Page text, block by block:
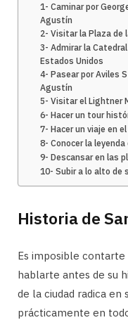
1- Caminar por
Agustín
2- Visitar la Plaza de
3- Admirar la
Estados Unidos
4- Pasear por Aviles
Agustín
5- Visitar el Lightner
6- Hacer un tour
7- Hacer un viaje en
8- Conocer la
9- Descansar en las
10- Subir a lo alto de
Historia de
Es imposible contarte
hablarte antes de su
de la ciudad radica en
prácticamente en